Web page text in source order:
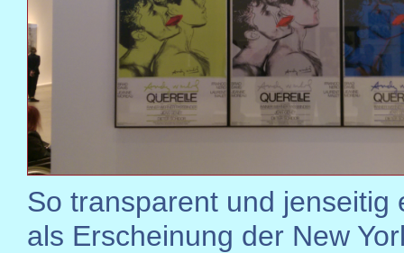
So transparent und jenseitig
als Erscheinung der New